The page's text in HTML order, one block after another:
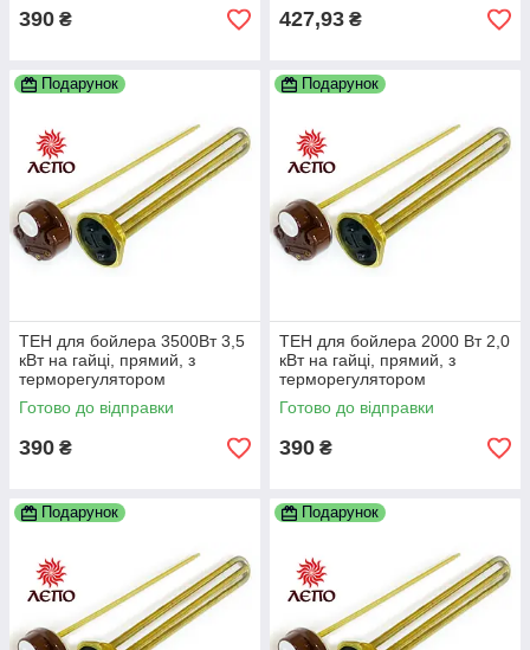
390 ₴ 427,93 ₴
Подарунок
ТЕН для бойлера 3500Вт 3,5
кВт на гайці, прямий, з
терморегулятором
Готово до відправки
390 ₴
Подарунок
ТЕН для бойлера 2000 Вт 2,0
кВт на гайці, прямий, з
терморегулятором
Готово до відправки
390 ₴
Подарунок Подарунок